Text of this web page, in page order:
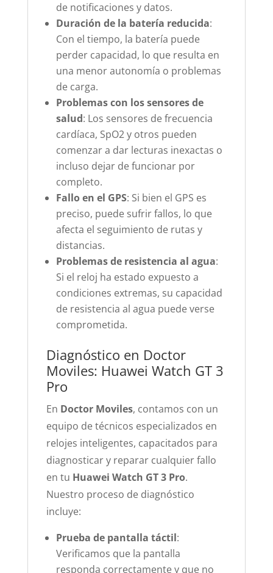
de notificaciones y datos.
Duración de la batería reducida:
Con el tiempo, la batería puede
perder capacidad, lo que resulta en
una menor autonomía o problemas
de carga.
Problemas con los sensores de
salud: Los sensores de frecuencia
cardíaca, SpO2 y otros pueden
comenzar a dar lecturas inexactas o
incluso dejar de funcionar por
completo.
Fallo en el GPS: Si bien el GPS es
preciso, puede sufrir fallos, lo que
afecta el seguimiento de rutas y
distancias.
Problemas de resistencia al agua:
Si el reloj ha estado expuesto a
condiciones extremas, su capacidad
de resistencia al agua puede verse
comprometida.
Diagnóstico en Doctor
Moviles: Huawei Watch GT 3
Pro
En Doctor Moviles, contamos con un
equipo de técnicos especializados en
relojes inteligentes, capacitados para
diagnosticar y reparar cualquier fallo
en tu Huawei Watch GT 3 Pro.
Nuestro proceso de diagnóstico
incluye:
Prueba de pantalla táctil:
Verificamos que la pantalla
responda correctamente y que no